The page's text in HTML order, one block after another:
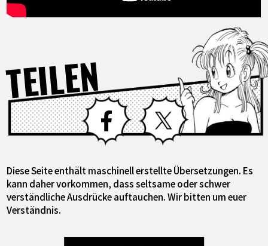
TEILEN Facebook X
Diese Seite enthält maschinell erstellte Übersetzungen. Es
kann daher vorkommen, dass seltsame oder schwer
verständliche Ausdrücke auftauchen. Wir bitten um euer
Verständnis.